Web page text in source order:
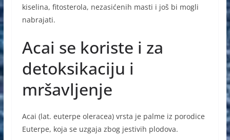
kiselina, fitosterola, nezasićenih masti i još bi mogli
nabrajati.
Acai se koriste i za
detoksikaciju i
mršavljenje
Acai (lat. euterpe oleracea) vrsta je palme iz porodice
Euterpe, koja se uzgaja zbog jestivih plodova.